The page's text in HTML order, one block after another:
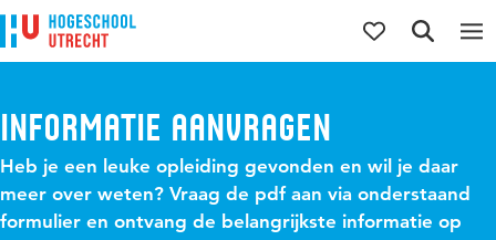
Direct naar de inhoud
Direct naar de hoofdnavigatie
Direct naar de zoekfunctie
Informatie aanvragen
Heb je een leuke opleiding gevonden en wil je daar
meer over weten? Vraag de pdf aan via onderstaand
formulier en ontvang de belangrijkste informatie op